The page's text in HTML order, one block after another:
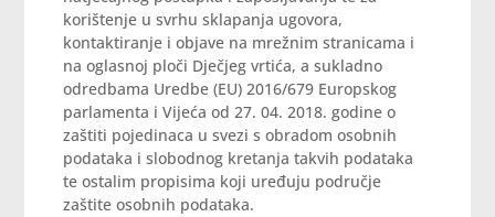
korištenje u svrhu sklapanja ugovora,
kontaktiranje i objave na mrežnim stranicama i
na oglasnoj ploči Dječjeg vrtića, a sukladno
odredbama Uredbe (EU) 2016/679 Europskog
parlamenta i Vijeća od 27. 04. 2018. godine o
zaštiti pojedinaca u svezi s obradom osobnih
podataka i slobodnog kretanja takvih podataka
te ostalim propisima koji uređuju područje
zaštite osobnih podataka.